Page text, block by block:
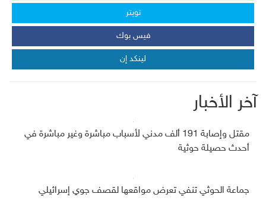
تويتر
فيس بوك
لينكد إن
آخر الأخبار
مقتل وإصابة 191 ألف مدني لأسباب مباشرة وغير مباشرة في
أحدث حصيلة حوثية
جماعة الحوثي تنفي تعرض مواقعها لقصف جوي إسرائيلي